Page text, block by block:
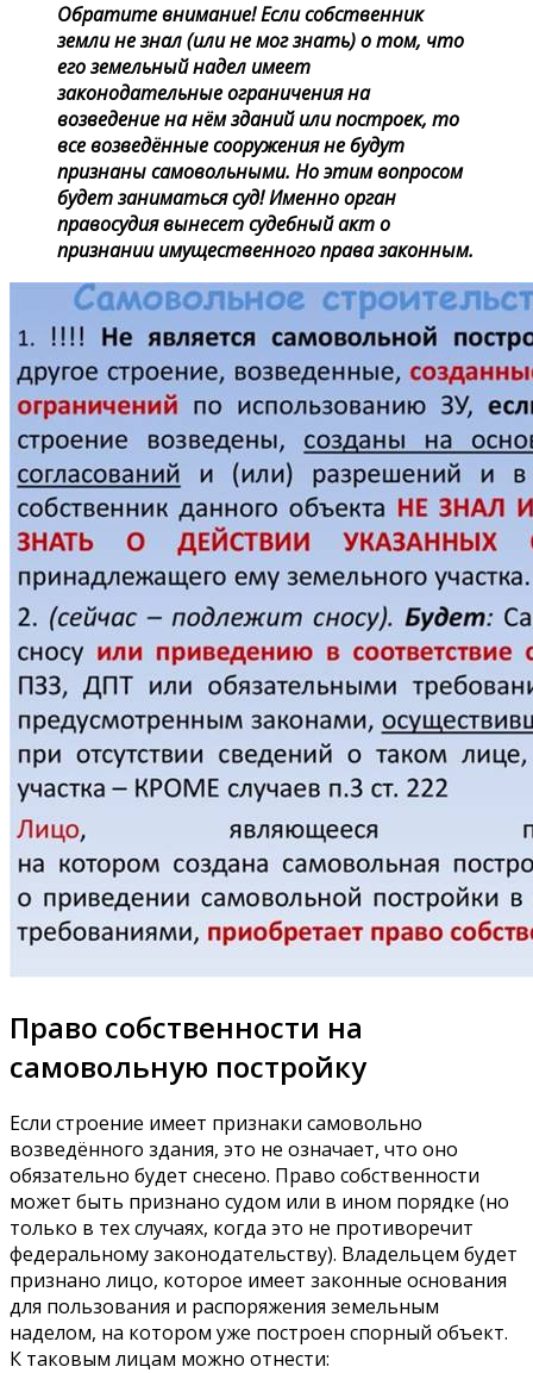
Обратите внимание! Если собственник
земли не знал (или не мог знать) о том, что
его земельный надел имеет
законодательные ограничения на
возведение на нём зданий или построек, то
все возведённые сооружения не будут
признаны самовольными. Но этим вопросом
будет заниматься суд! Именно орган
правосудия вынесет судебный акт о
признании имущественного права законным.
Право собственности на
самовольную постройку
Если строение имеет признаки самовольно
возведённого здания, это не означает, что оно
обязательно будет снесено. Право собственности
может быть признано судом или в ином порядке (но
только в тех случаях, когда это не противоречит
федеральному законодательству). Владельцем будет
признано лицо, которое имеет законные основания
для пользования и распоряжения земельным
наделом, на котором уже построен спорный объект.
К таковым лицам можно отнести: